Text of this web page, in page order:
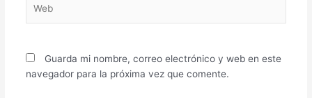
Guarda mi nombre, correo electrónico y web en este
navegador para la próxima vez que comente.